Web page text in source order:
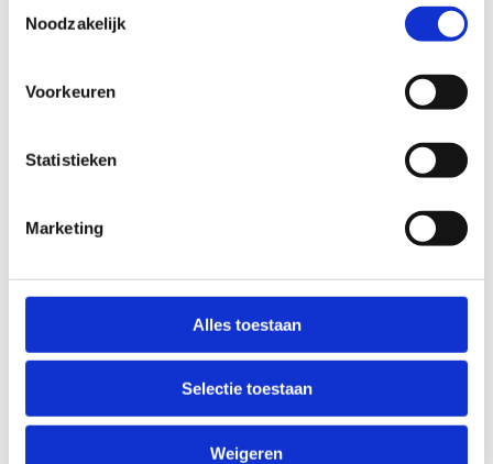
Noodzakelijk
Voorkeuren
Statistieken
Marketing
Alles toestaan
Selectie toestaan
Weigeren
Muurklimmen